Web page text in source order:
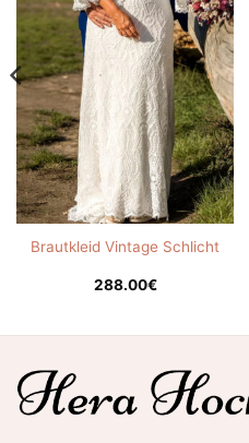
Brautkleid Vintage Schlicht
288.00€